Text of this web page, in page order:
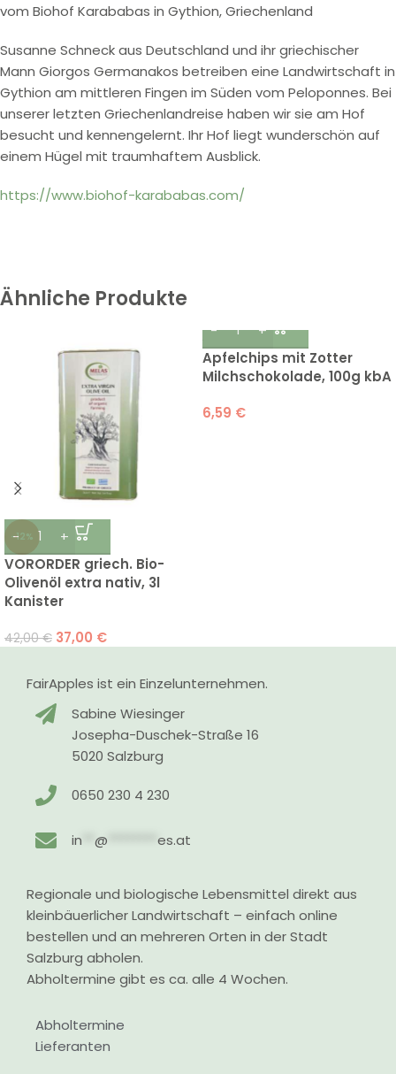
vom Biohof Karababas in Gythion, Griechenland
Susanne Schneck aus Deutschland und ihr griechischer
Mann Giorgos Germanakos betreiben eine Landwirtschaft in
Gythion am mittleren Fingen im Süden vom Peloponnes. Bei
unserer letzten Griechenlandreise haben wir sie am Hof
besucht und kennengelernt. Ihr Hof liegt wunderschön auf
einem Hügel mit traumhaftem Ausblick.
https://www.biohof-karababas.com/
Ähnliche Produkte
-12%
VORORDER griech. Bio-
Olivenöl extra nativ, 3l
Kanister
42,00€ 37,00 €
Apfelchips mit Zotter
Milchschokolade, 100g kbA
6,59 €
FairApples ist ein Einzelunternehmen.
Sabine Wiesinger
Josepha-Duschek-Straße 16
5020 Salzburg
0650 230 4 230
in **@ ********es.at
Regionale und biologische Lebensmittel direkt aus
kleinbäuerlicher Landwirtschaft – einfach online
bestellen und an mehreren Orten in der Stadt
Salzburg abholen.
Abholtermine gibt es ca. alle 4 Wochen.
Abholtermine
Lieferanten